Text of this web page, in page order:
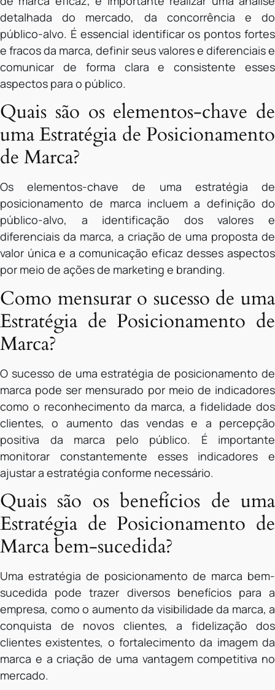
detalhada do mercado, da concorrência e do
público-alvo. É essencial identificar os pontos fortes
e fracos da marca, definir seus valores e diferenciais e
comunicar de forma clara e consistente esses
aspectos para o público.
Quais são os elementos-chave de
uma Estratégia de Posicionamento
de Marca?
Os elementos-chave de uma estratégia de
posicionamento de marca incluem a definição do
público-alvo, a identificação dos valores e
diferenciais da marca, a criação de uma proposta de
valor única e a comunicação eficaz desses aspectos
por meio de ações de marketing e branding.
Como mensurar o sucesso de uma
Estratégia de Posicionamento de
Marca?
O sucesso de uma estratégia de posicionamento de
marca pode ser mensurado por meio de indicadores
como o reconhecimento da marca, a fidelidade dos
clientes, o aumento das vendas e a percepção
positiva da marca pelo público. É importante
monitorar constantemente esses indicadores e
ajustar a estratégia conforme necessário.
Quais são os benefícios de uma
Estratégia de Posicionamento de
Marca bem-sucedida?
Uma estratégia de posicionamento de marca bem-
sucedida pode trazer diversos benefícios para a
empresa, como o aumento da visibilidade da marca, a
conquista de novos clientes, a fidelização dos
clientes existentes, o fortalecimento da imagem da
marca e a criação de uma vantagem competitiva no
mercado.